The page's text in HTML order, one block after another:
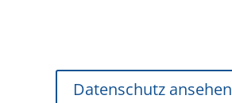
Datenschutz ansehen